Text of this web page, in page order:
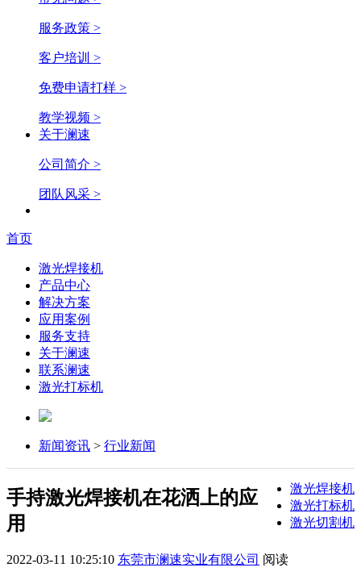
服务政策 >
客户培训 >
免费申请打样 >
教学视频 >
关于澜速
公司简介 >
团队风采 >
首页
激光焊接机
产品中心
解决方案
应用案例
服务支持
关于澜速
联系澜速
激光打标机
新闻资讯 > 行业新闻
激光焊接机
激光打标机
激光切割机
手持激光焊接机在花洒上的应
用
2022-03-11 10:25:10 东莞市澜速实业有限公司 阅读